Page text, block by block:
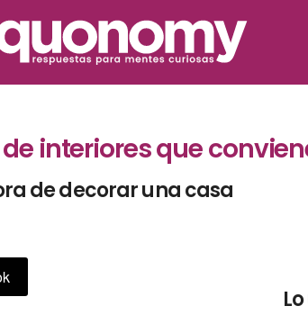
interiores que
de decorar una casa